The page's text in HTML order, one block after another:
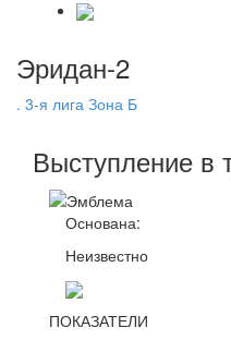
Эридан-2
. 3-я лига Зона Б
Выступление в
Основана:
Неизвестно
ПОКАЗАТЕЛИ